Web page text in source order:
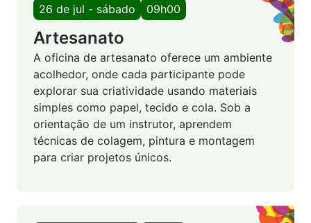
26 de jul - sábado 09h00
Artesanato
A oficina de artesanato oferece um ambiente
acolhedor, onde cada participante pode
explorar sua criatividade usando materiais
simples como papel, tecido e cola. Sob a
orientação de um instrutor, aprendem
técnicas de colagem, pintura e montagem
para criar projetos únicos.